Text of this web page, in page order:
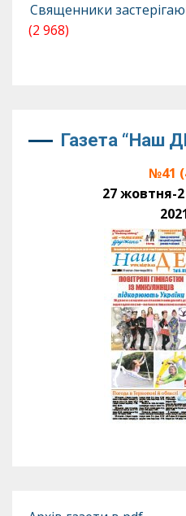
Священники
(2 968)
Газета “Наш
№41
27 жовтня-